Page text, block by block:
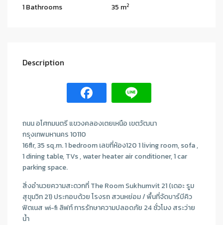
1 Bathrooms 35 m2
Description
ถนน อโศกมนตรี แขวงคลองเตยเหนือ เขตวัฒนา
กรุงเทพมหานคร 10110
16flr, 35 sq.m. 1 bedroom เลขที่ห้อง120 1 living room, sofa ,
1 dining table, TVs , water heater air conditioner, 1 car
parking space.
สิ่งอํานวยความสะดวกที่ The Room Sukhumvit 21 (เดอะ รูม
สุขุมวิท 21) ประกอบด้วย โรงรถ สวนหย่อม / พื้นที่จัดบาร์บีคิว
ฟิตเนส wi-fi ลิฟท์ การรักษาความปลอดภัย 24 ชั่วโมง สระว่าย
นํ้า